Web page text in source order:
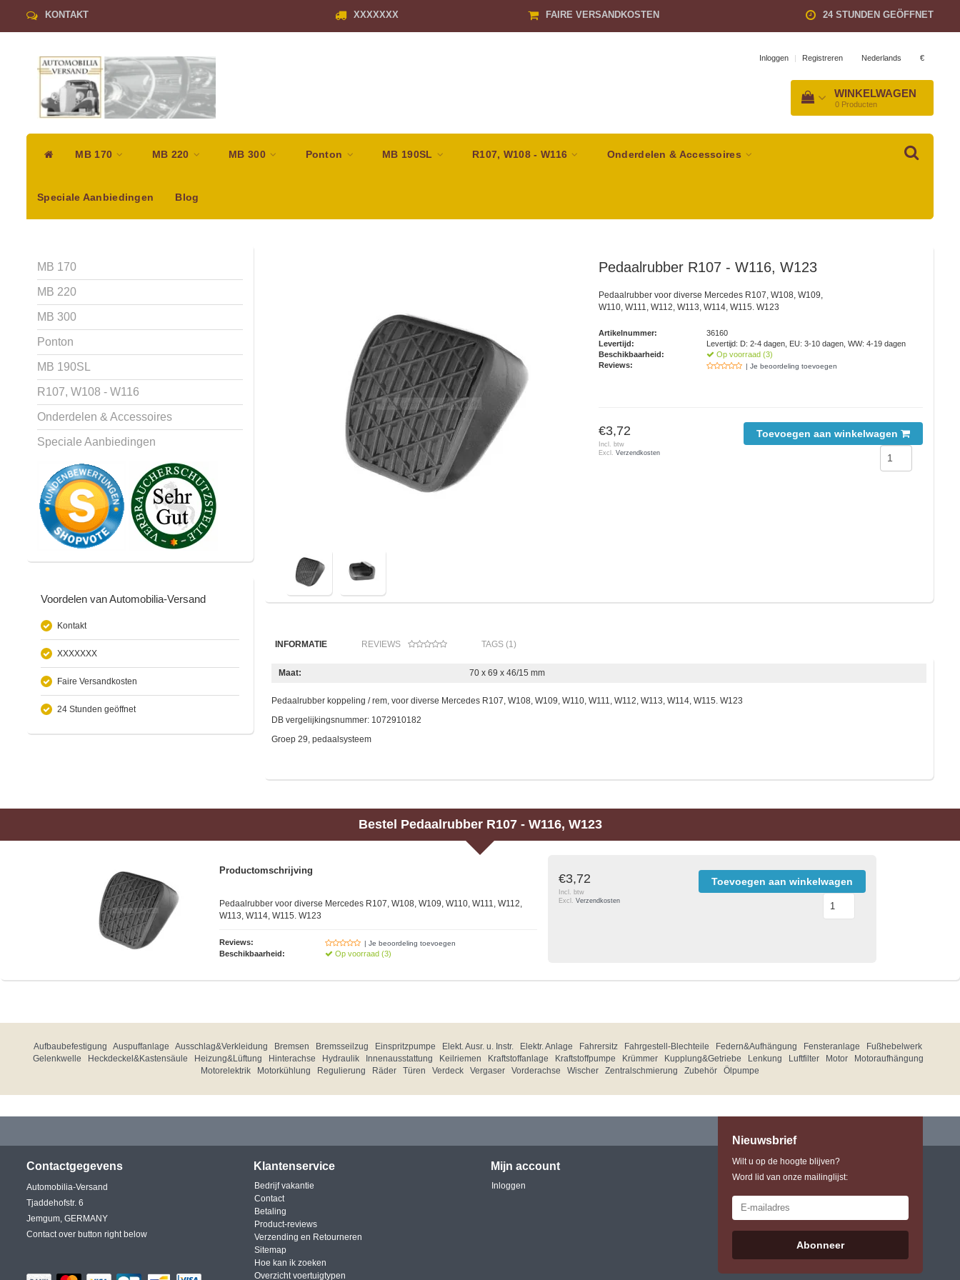
KONTAKT XXXXXXX FAIRE VERSANDKOSTEN 24 STUNDEN GEÖFFNET
Inloggen | Registreren Nederlands €
WINKELWAGEN
0 Producten
MB 170 MB 220 MB 300 Ponton MB 190SL R107, W108 - W116 Onderdelen & Accessoires
Speciale Aanbiedingen Blog
MB 170
MB 220
MB 300
Ponton
MB 190SL
R107, W108 - W116
Onderdelen & Accessoires
Speciale Aanbiedingen
Voordelen van Automobilia-Versand
Kontakt
XXXXXXX
Faire Versandkosten
24 Stunden geöffnet
Pedaalrubber R107 - W116, W123
Pedaalrubber voor diverse Mercedes R107, W108, W109,
W110, W111, W112, W113, W114, W115. W123
Artikelnummer:
36160
Levertijd:
Levertijd: D: 2-4 dagen, EU: 3-10 dagen, WW: 4-19 dagen
Beschikbaarheid:
Op voorraad (3)
Reviews:
| Je beoordeling toevoegen
€3,72
Incl. btw
Excl.Verzendkosten
Toevoegen aan winkelwagen
INFORMATIE REVIEWS TAGS (1)
Maat: 70 x 69 x 46/15 mm
Pedaalrubber koppeling / rem, voor diverse Mercedes R107, W108, W109, W110, W111, W112, W113, W114, W115. W123
DB vergelijkingsnummer: 1072910182
Groep 29, pedaalsysteem
Bestel Pedaalrubber R107 - W116, W123
Productomschrijving
Pedaalrubber voor diverse Mercedes R107, W108, W109, W110, W111, W112,
W113, W114, W115. W123
Reviews: | Je beoordeling toevoegen
Beschikbaarheid: Op voorraad (3)
€3,72
Incl. btw
Excl. Verzendkosten
Toevoegen aan winkelwagen
Aufbaubefestigung Auspuffanlage Ausschlag&Verkleidung Bremsen Bremsseilzug Einspritzpumpe Elekt. Ausr. u. Instr. Elektr. Anlage Fahrersitz Fahrgestell-Blechteile Federn&Aufhängung Fensteranlage
Fußhebelwerk
Gelenkwelle
Heckdeckel&Kastensäule Heizung&Lüftung Hinterachse Hydraulik Innenausstattung Keilriemen Kraftstoffanlage Kraftstoffpumpe Krümmer Kupplung&Getriebe Lenkung Luftfilter Motor
Motoraufhängung
Motorelektrik
Motorkühlung Regulierung Räder Türen Verdeck Vergaser Vorderachse Wischer Zentralschmierung Zubehör Ölpumpe
Contactgegevens
Automobilia-Versand
Tjaddehofstr. 6
Jemgum, GERMANY
Contact over button right below
Klantenservice
Bedrijf vakantie
Contact
Betaling
Product-reviews
Verzending en Retourneren
Sitemap
Hoe kan ik zoeken
Overzicht voertuigtypen
Mijn account
Inloggen
Nieuwsbrief
Wilt u op de hoogte blijven?
Word lid van onze mailinglijst:
Abonneer